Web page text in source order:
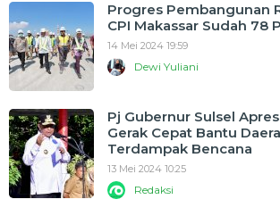
Progres Pembangunan
CPI Makassar Sudah 78
14 Mei 2024 19:59
Dewi Yuliani
Pj Gubernur Sulsel
Gerak Cepat Bantu
Terdampak Bencana
13 Mei 2024 10:25
Redaksi